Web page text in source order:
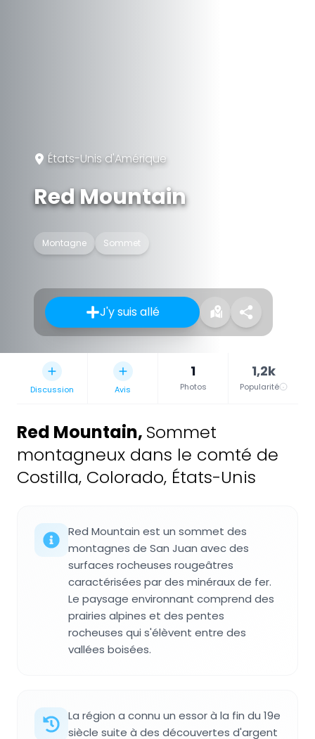
États-Unis d'Amérique
Red Mountain
Montagne Sommet
J'y suis allé
Discussion Avis
1
Photos
1,2k
Popularité
Red Mountain, Sommet
montagneux dans le comté de
Costilla, Colorado, États-Unis
Red Mountain est un sommet des
montagnes de San Juan avec des
surfaces rocheuses rougeâtres
caractérisées par des minéraux de fer.
Le paysage environnant comprend des
prairies alpines et des pentes
rocheuses qui s'élèvent entre des
vallées boisées.
La région a connu un essor à la fin du 19e
siècle suite à des découvertes d'argent